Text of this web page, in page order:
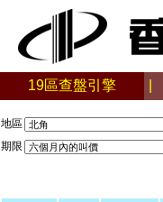
19區查盤引擎
地區
期限